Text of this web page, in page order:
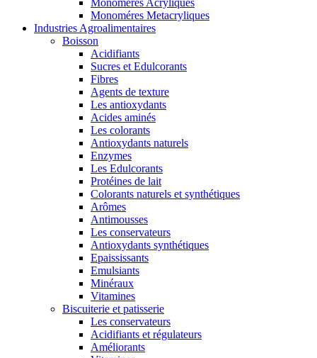
Monoméres Acryliques
Monoméres Metacryliques
Industries Agroalimentaires
Boisson
Acidifiants
Sucres et Edulcorants
Fibres
Agents de texture
Les antioxydants
Acides aminés
Les colorants
Antioxydants naturels
Enzymes
Les Edulcorants
Protéines de lait
Colorants naturels et synthétiques
Arômes
Antimousses
Les conservateurs
Antioxydants synthétiques
Epaississants
Emulsiants
Minéraux
Vitamines
Biscuiterie et patisserie
Les conservateurs
Acidifiants et régulateurs
Améliorants